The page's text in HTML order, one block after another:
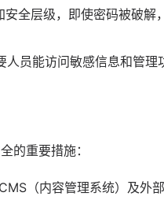
全层级，即使密码被破解
员能访问敏感信息和管理
的重要措施：
（内容管理系统）及外